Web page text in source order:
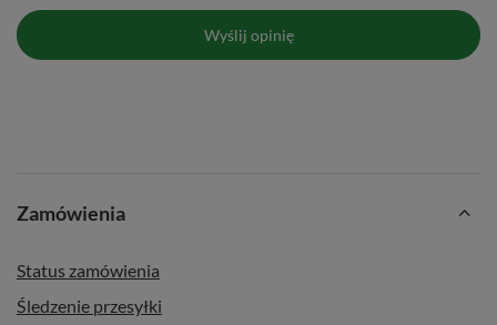
Wyślij opinię
Zamówienia
Status zamówienia
Śledzenie przesyłki